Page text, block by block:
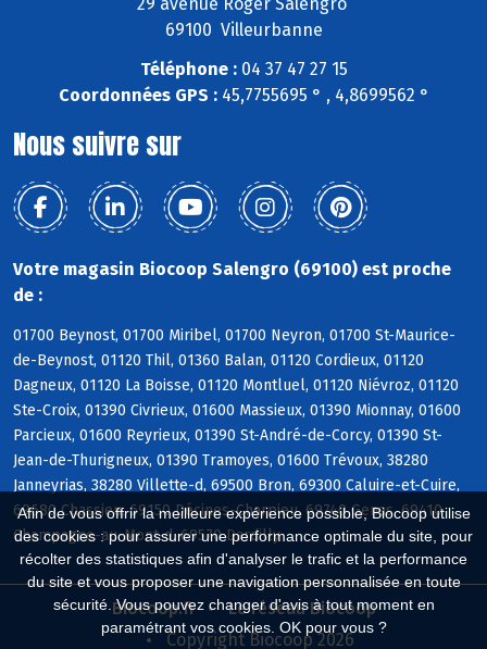
Afin de vous offrir la meilleure expérience possible, Biocoop utilise
des cookies : pour assurer une performance optimale du site, pour
récolter des statistiques afin d'analyser le trafic et la performance
du site et vous proposer une navigation personnalisée en toute
sécurité. Vous pouvez changer d'avis à tout moment en
paramétrant vos cookies. OK pour vous ?
69100 Villeurbanne
Téléphone :04 37 47 27 15
Coordonnées GPS :45,7755695 ° , 4,8699562 °
Nous suivre sur
Votre magasin Biocoop Salengro (69100) est proche
de :
01700 Beynost, 01700 Miribel, 01700 Neyron, 01700 St-Maurice-
de-Beynost, 01120 Thil, 01360 Balan, 01120 Cordieux, 01120
Dagneux, 01120 La Boisse, 01120 Montluel, 01120 Niévroz, 01120
Ste-Croix, 01390 Civrieux, 01600 Massieux, 01390 Mionnay, 01600
Parcieux, 01600 Reyrieux, 01390 St-André-de-Corcy, 01390 St-
Jean-de-Thurigneux, 01390 Tramoyes, 01600 Trévoux, 38280
Janneyrias, 38280 Villette-d, 69500 Bron, 69300 Caluire-et-Cuire,
69680 Chassieu, 69150 Décines-Charpieu, 69740 Genas, 69410
Champagne-au-Mont-d, 69570 Dardilly
Biocoop.fr
Le réseau Biocoop
Copyright Biocoop 2026